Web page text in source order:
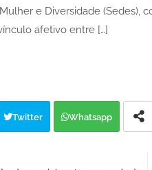
e Diversidade
afetivo entre […]
Twitter Whatsapp